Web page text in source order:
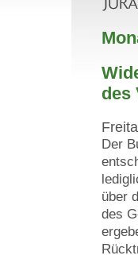
des
Der
über
des